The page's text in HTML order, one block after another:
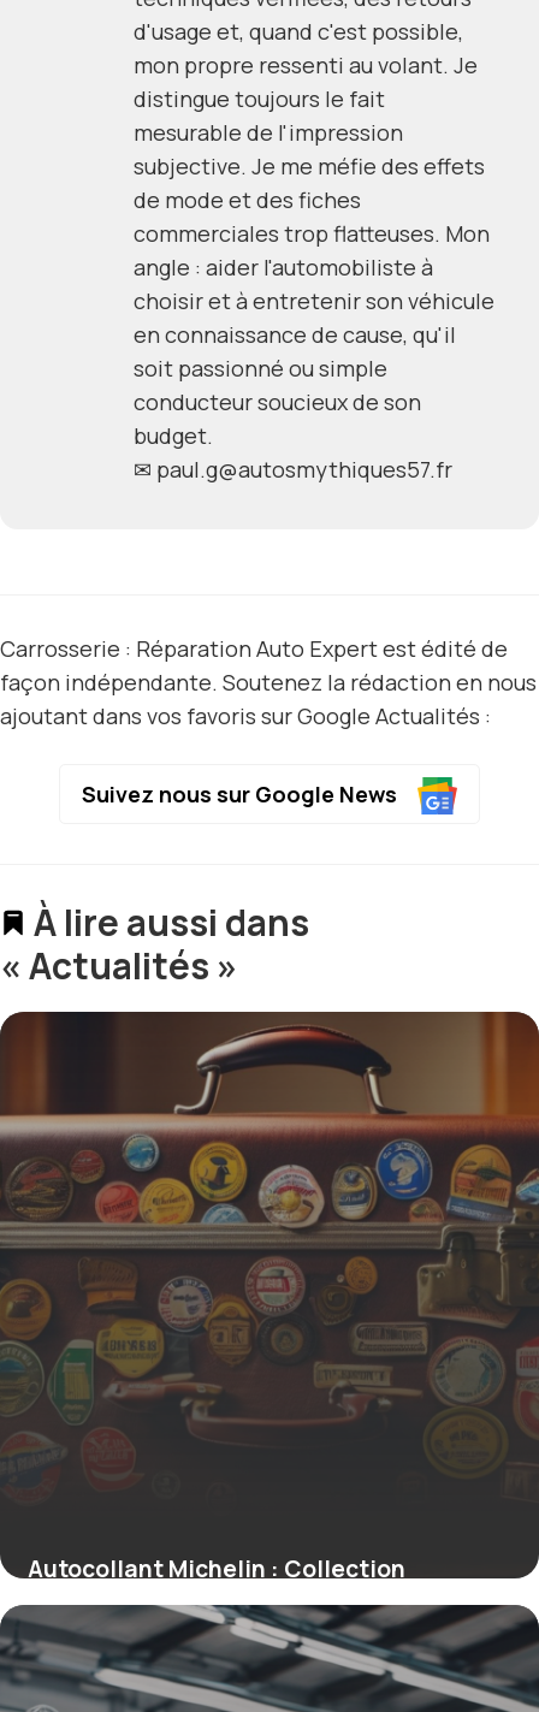
d'usage et, quand c'est possible,
mon propre ressenti au volant. Je
distingue toujours le fait
mesurable de l'impression
subjective. Je me méfie des effets
de mode et des fiches
commerciales trop flatteuses. Mon
angle : aider l'automobiliste à
choisir et à entretenir son véhicule
en connaissance de cause, qu'il
soit passionné ou simple
conducteur soucieux de son
budget.
✉ paul.g@autosmythiques57.fr
Carrosserie : Réparation Auto Expert est édité de
façon indépendante. Soutenez la rédaction en nous
ajoutant dans vos favoris sur Google Actualités :
Suivez nous sur Google News
À lire aussi dans
« Actualités »
Autocollant Michelin : Collection
Officielle 2026
19 mars 2026